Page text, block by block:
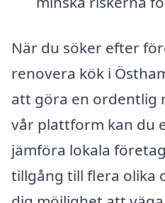
När du söker efter
renovera kök i
att göra en ordentlig
vår plattform kan du
jämföra lokala
tillgång till flera olika